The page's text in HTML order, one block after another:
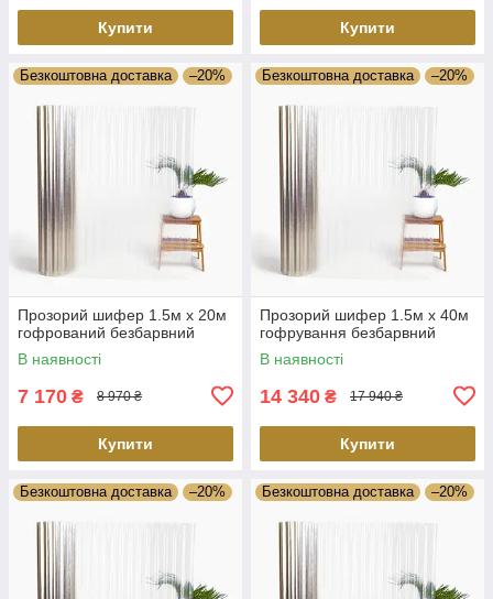
Купити Купити
Безкоштовна доставка –20%
Прозорий шифер 1.5м х 20м
гофрований безбарвний
В наявності
7 170 ₴ 8 970 ₴
Купити
Безкоштовна доставка –20%
Прозорий шифер 1.5м х 40м
гофрування безбарвний
В наявності
14 340 ₴ 17 940 ₴
Купити
Безкоштовна доставка –20% Безкоштовна доставка –20%